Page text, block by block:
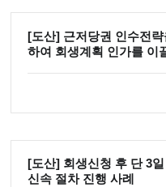
[도산] 근저당권 인수전
하여 회생계획 인가를 이
[도산] 회생신청 후 단 3
신속 절차 진행 사례